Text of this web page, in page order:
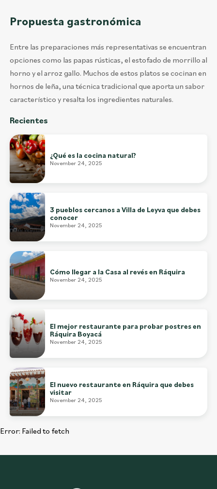
Propuesta gastronómica
Entre las preparaciones más representativas se encuentran
opciones como las papas rústicas, el estofado de morrillo al
horno y el arroz gallo. Muchos de estos platos se cocinan en
hornos de leña, una técnica tradicional que aporta un sabor
característico y resalta los ingredientes naturales.
Recientes
¿Qué es la cocina natural?
November 24, 2025
3 pueblos cercanos a Villa de Leyva que debes
conocer
November 24, 2025
Cómo llegar a la Casa al revés en Ráquira
November 24, 2025
El mejor restaurante para probar postres en
Ráquira Boyacá
November 24, 2025
El nuevo restaurante en Ráquira que debes
visitar
November 24, 2025
Error: Failed to fetch